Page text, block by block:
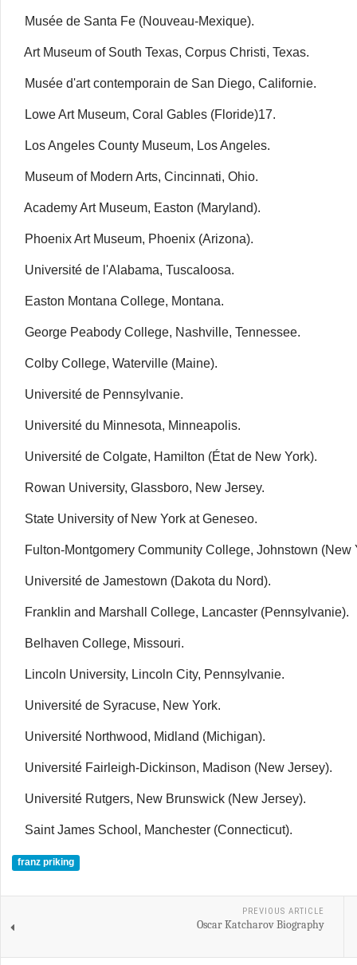
Musée de Santa Fe (Nouveau-Mexique).
Art Museum of South Texas, Corpus Christi, Texas.
Musée d'art contemporain de San Diego, Californie.
Lowe Art Museum, Coral Gables (Floride)17.
Los Angeles County Museum, Los Angeles.
Museum of Modern Arts, Cincinnati, Ohio.
Academy Art Museum, Easton (Maryland).
Phoenix Art Museum, Phoenix (Arizona).
Université de l'Alabama, Tuscaloosa.
Easton Montana College, Montana.
George Peabody College, Nashville, Tennessee.
Colby College, Waterville (Maine).
Université de Pennsylvanie.
Université du Minnesota, Minneapolis.
Université de Colgate, Hamilton (État de New York).
Rowan University, Glassboro, New Jersey.
State University of New York at Geneseo.
Fulton-Montgomery Community College, Johnstown (New
Université de Jamestown (Dakota du Nord).
Franklin and Marshall College, Lancaster (Pennsylvanie).
Belhaven College, Missouri.
Lincoln University, Lincoln City, Pennsylvanie.
Université de Syracuse, New York.
Université Northwood, Midland (Michigan).
Université Fairleigh-Dickinson, Madison (New Jersey).
Université Rutgers, New Brunswick (New Jersey).
Saint James School, Manchester (Connecticut).
franz priking
PREVIOUS ARTICLE
Oscar Katcharov Biography